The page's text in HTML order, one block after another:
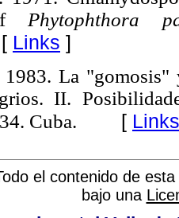
Phytophthora
Links ]
1983. La
II.
Cuba. [ Links
el contenido de
bajo una